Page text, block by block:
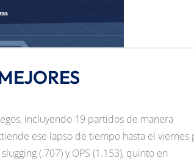
incluyendo 19 partidos de manera
ese lapso de tiempo hasta el viernes
(.707) y OPS (1.153), quinto en